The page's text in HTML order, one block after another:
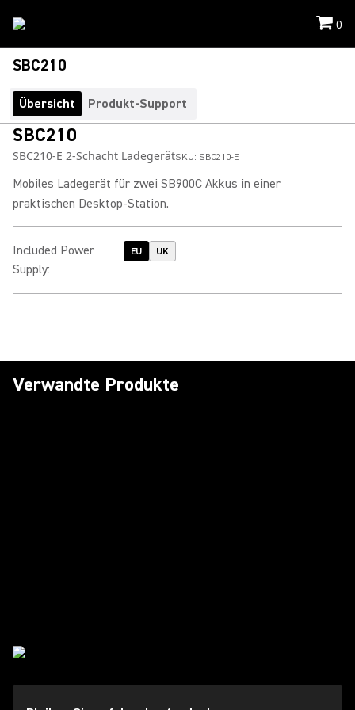
0
SBC210
Übersicht Produkt-Support
SBC210
SBC210-E 2-Schacht LadegerätSKU: SBC210-E
Mobiles Ladegerät für zwei SB900C Akkus in einer
praktischen Desktop-Station.
Included Power
Supply:
EU UK
Verwandte Produkte